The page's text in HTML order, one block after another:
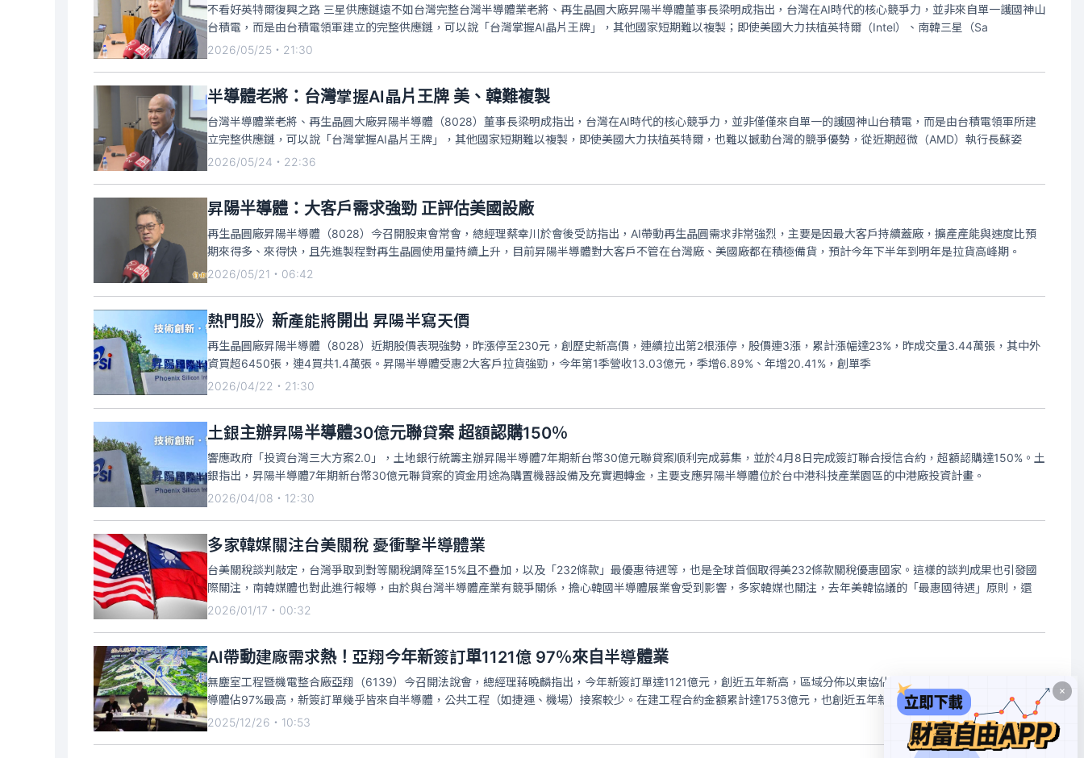
不看好英特爾復興之路 三星供應鏈遠不如台灣完整台灣半導體業老將、再生晶圓大廠昇陽半導體董事長梁明成指出，台灣在AI時代的核心競爭力，並非來自單一護國神山
台積電，而是由台積電領軍建立的完整供應鏈，可以說「台灣掌握AI晶片王牌」，其他國家短期難以複製；即使美國大力扶植英特爾（Intel）、南韓三星（Sa
2026/05/25・21:30
半導體老將：台灣掌握AI晶片王牌 美、韓難複製
台灣半導體業老將、再生晶圓大廠昇陽半導體（8028）董事長梁明成指出，台灣在AI時代的核心競爭力，並非僅僅來自單一的護國神山台積電，而是由台積電領軍所建
立完整供應鏈，可以說「台灣掌握AI晶片王牌」，其他國家短期難以複製，即使美國大力扶植英特爾，也難以撼動台灣的競爭優勢，從近期超微（AMD）執行長蘇姿
2026/05/24・22:36
昇陽半導體：大客戶需求強勁 正評估美國設廠
再生晶圓廠昇陽半導體（8028）今召開股東會常會，總經理蔡幸川於會後受訪指出，AI帶動再生晶圓需求非常強烈，主要是因最大客戶持續蓋廠，擴產產能與速度比預
期來得多、來得快，且先進製程對再生晶圓使用量持續上升，目前昇陽半導體對大客戶不管在台灣廠、美國廠都在積極備貨，預計今年下半年到明年是拉貨高峰期。
2026/05/21・06:42
熱門股》新產能將開出 昇陽半寫天價
再生晶圓廠昇陽半導體（8028）近期股價表現強勢，昨漲停至230元，創歷史新高價，連續拉出第2根漲停，股價連3漲，累計漲幅達23%，昨成交量3.44萬張，其中外
資買超6450張，連4買共1.4萬張。昇陽半導體受惠2大客戶拉貨強勁，今年第1季營收13.03億元，季增6.89%、年增20.41%，創單季
2026/04/22・21:30
土銀主辦昇陽半導體30億元聯貸案 超額認購150％
響應政府「投資台灣三大方案2.0」，土地銀行統籌主辦昇陽半導體7年期新台幣30億元聯貸案順利完成募集，並於4月8日完成簽訂聯合授信合約，超額認購達150%。土
銀指出，昇陽半導體7年期新台幣30億元聯貸案的資金用途為購置機器設備及充實週轉金，主要支應昇陽半導體位於台中港科技產業園區的中港廠投資計畫。
2026/04/08・12:30
多家韓媒關注台美關稅 憂衝擊半導體業
台美關稅談判敲定，台灣爭取到對等關稅調降至15%且不疊加，以及「232條款」最優惠待遇等，也是全球首個取得美232條款關稅優惠國家。這樣的談判成果也引發國
際關注，南韓媒體也對此進行報導，由於與台灣半導體產業有競爭關係，擔心韓國半導體展業會受到影響，多家韓媒也關注，去年美韓協議的「最惠國待遇」原則，還
2026/01/17・00:32
AI帶動建廠需求熱！亞翔今年新簽訂單1121億 97％來自半導體業
無塵室工程暨機電整合廠亞翔（6139）今召開法說會，總經理蔣曉麟指出，今年新簽訂單達1121億元，創近五年新高，區域分佈以東協佔84%為最大宗，產業分佈以半
導體佔97%最高，新簽訂單幾乎皆來自半導體，公共工程（如捷運、機場）接案較少。在建工程合約金額累計達1753億元，也創近五年新高，其中，區域分佈
2025/12/26・10:53